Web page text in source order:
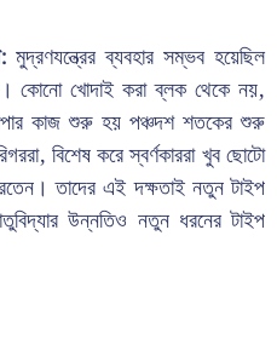
মুদ্রণযন্ত্রের ব্যবহার সম্ভব হয়েছিল
কোনো খোদাই করা ব্লক থেকে নয়,
কাজ শুরু হয় পঞ্চদশ শতকের শুরু
বিশেষ করে স্বর্ণকাররা খুব ছোটো
তাদের এই দক্ষতাই নতুন টাইপ
উন্নতিও নতুন ধরনের টাইপ